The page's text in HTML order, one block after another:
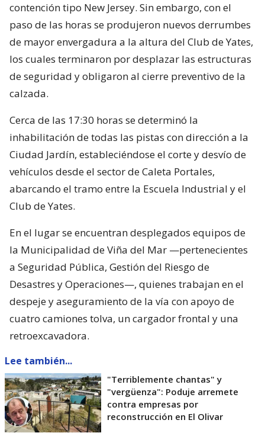
contención tipo New Jersey. Sin embargo, con el
paso de las horas se produjeron nuevos derrumbes
de mayor envergadura a la altura del Club de Yates,
los cuales terminaron por desplazar las estructuras
de seguridad y obligaron al cierre preventivo de la
calzada.
Cerca de las 17:30 horas se determinó la
inhabilitación de todas las pistas con dirección a la
Ciudad Jardín, estableciéndose el corte y desvío de
vehículos desde el sector de Caleta Portales,
abarcando el tramo entre la Escuela Industrial y el
Club de Yates.
En el lugar se encuentran desplegados equipos de
la Municipalidad de Viña del Mar —pertenecientes
a Seguridad Pública, Gestión del Riesgo de
Desastres y Operaciones—, quienes trabajan en el
despeje y aseguramiento de la vía con apoyo de
cuatro camiones tolva, un cargador frontal y una
retroexcavadora.
Lee también...
"Terriblemente chantas" y
"vergüenza": Poduje arremete
contra empresas por
reconstrucción en El Olivar